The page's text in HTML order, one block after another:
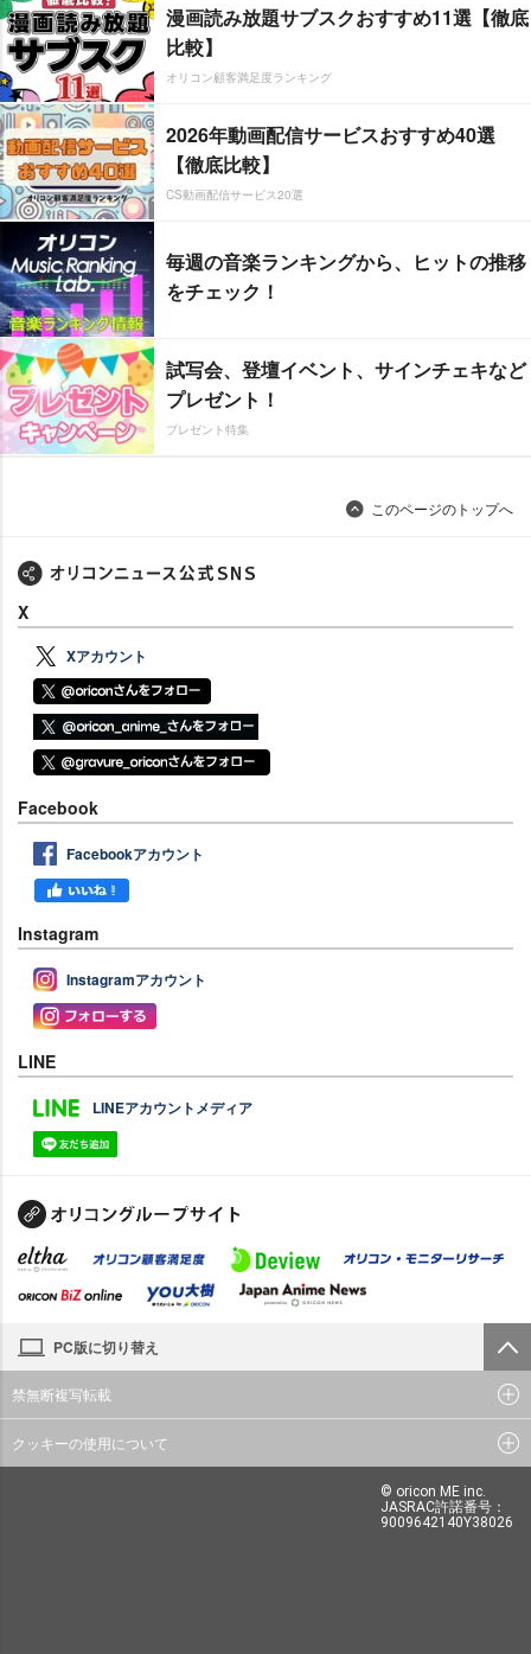
漫画読み放題サブスクおすすめ11選【徹底
比較】
オリコン顧客満足度ランキング
2026年動画配信サービスおすすめ40選
【徹底比較】
CS動画配信サービス20選
毎週の音楽ランキングから、ヒットの推移
をチェック！
試写会、登壇イベント、サインチェキなど
プレゼント！
プレゼント特集
このページのトップへ
X
Xアカウント
Facebook
Facebookアカウント
Instagram
Instagramアカウント
LINE
LINEアカウントメディア
PC版に切り替え
禁無断複写転載
クッキーの使用について
© oricon ME inc.
JASRAC許諾番号：
9009642140Y38026